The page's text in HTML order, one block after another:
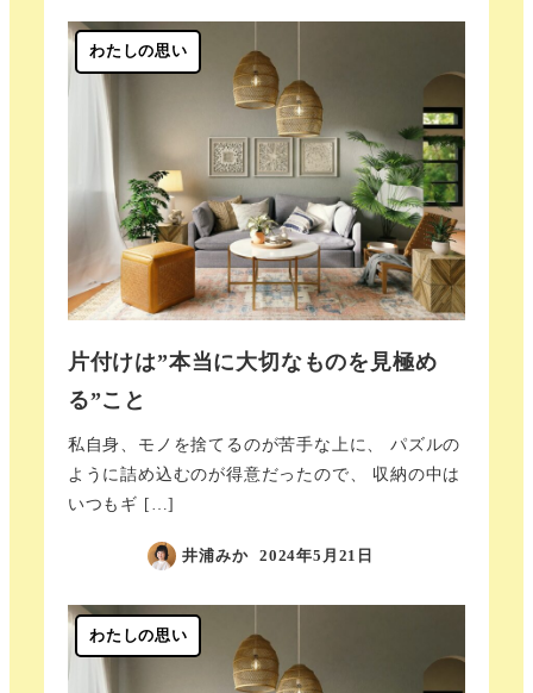
わたしの思い
片付けは”本当に大切なものを見極め
る”こと
私自身、モノを捨てるのが苦手な上に、 パズルの
ように詰め込むのが得意だったので、 収納の中は
いつもギ […]
井浦みか 2024年5月21日
わたしの思い